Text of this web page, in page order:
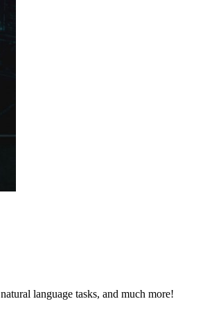
language tasks, and much more!